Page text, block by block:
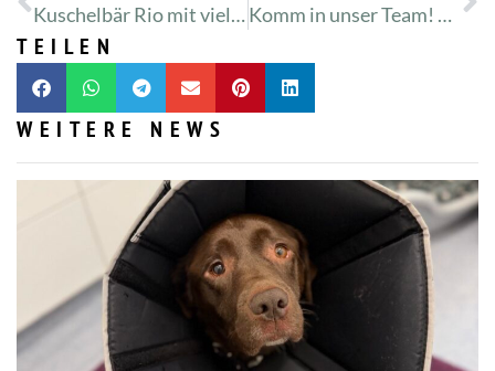
Kuschelbär Rio mit viel Energie Komm in unser Team! Tierpfleger*innen (m/w/d) gesucht
TEILEN
WEITERE NEWS